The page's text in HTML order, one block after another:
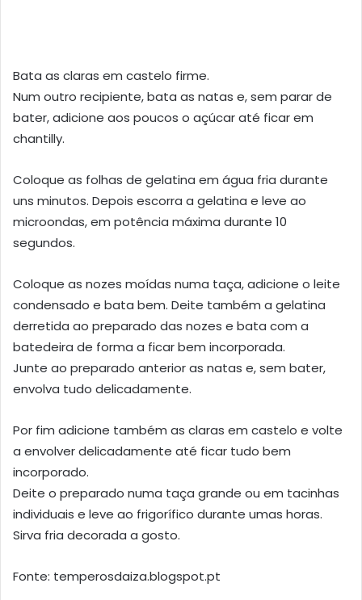
Bata as claras em castelo firme.
Num outro recipiente, bata as natas e, sem parar de
bater, adicione aos poucos o açúcar até ficar em
chantilly.
Coloque as folhas de gelatina em água fria durante
uns minutos. Depois escorra a gelatina e leve ao
microondas, em potência máxima durante 10
segundos.
Coloque as nozes moídas numa taça, adicione o leite
condensado e bata bem. Deite também a gelatina
derretida ao preparado das nozes e bata com a
batedeira de forma a ficar bem incorporada.
Junte ao preparado anterior as natas e, sem bater,
envolva tudo delicadamente.
Por fim adicione também as claras em castelo e volte
a envolver delicadamente até ficar tudo bem
incorporado.
Deite o preparado numa taça grande ou em tacinhas
individuais e leve ao frigorífico durante umas horas.
Sirva fria decorada a gosto.
Fonte: temperosdaiza.blogspot.pt